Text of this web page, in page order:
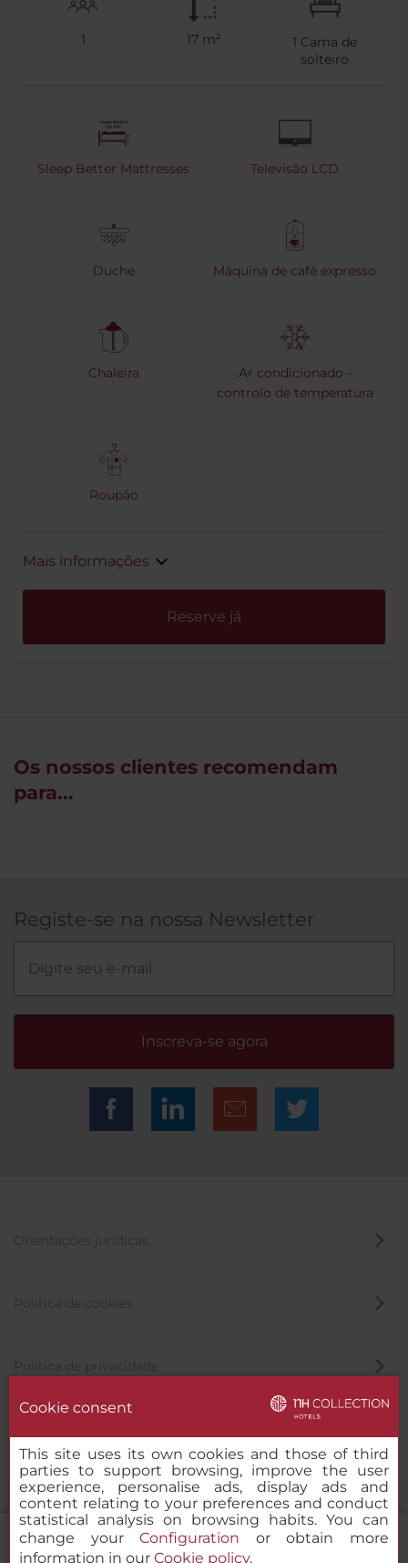
1 17 m² 1 Cama de
solteiro
Sleep Better Mattresses Televisão LCD
Duche Máquina de café expresso
Chaleira
Ar condicionado -
controlo de temperatura
Roupão
Mais informações
Reserve já
Os nossos clientes recomendam
para...
Registe-se na nossa Newsletter
Inscreva-se agora
Orientações jurídicas
Política de cookies
Política de privacidade
Cookie consent
This site uses its own cookies and those of third
parties to support browsing, improve the user
experience, personalise ads, display ads and
content relating to your preferences and conduct
statistical analysis on browsing habits. You can
change yourConfiguration or obtain more
information in our Cookie policy.